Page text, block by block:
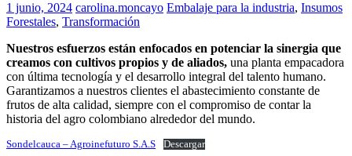
1 junio, 2024 carolina.moncayo Embalaje para la industria, Insumos
Forestales, Transformación
Nuestros esfuerzos están enfocados en potenciar la sinergia que
creamos con cultivos propios y de aliados, una planta empacadora
con última tecnología y el desarrollo integral del talento humano.
Garantizamos a nuestros clientes el abastecimiento constante de
frutos de alta calidad, siempre con el compromiso de contar la
historia del agro colombiano alrededor del mundo.
Sondelcauca – Agroinefuturo S.A.S Descargar